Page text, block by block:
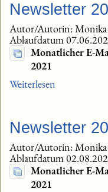
Newsletter
Autor/Autorin: Monika
Ablaufdatum
Monatlicher E-
2021
Weiterlesen
Newsletter
Autor/Autorin: Monika
Ablaufdatum
Monatlicher E-
2021